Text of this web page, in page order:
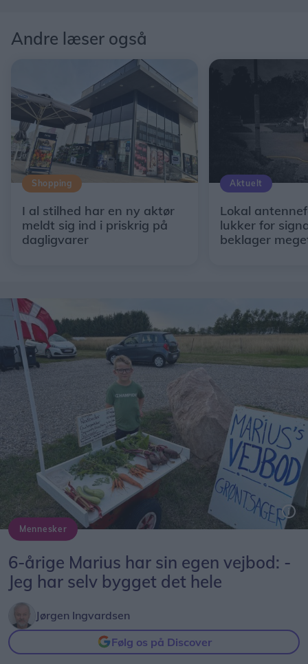
Andre læser også
Shopping
I al stilhed har en ny aktør
meldt sig ind i priskrig på
dagligvarer
Aktuelt
Lokal
lukker for
beklager
Mennesker
6-årige Marius har sin egen vejbod: -
Jeg har selv bygget det hele
Jørgen Ingvardsen
Følg os på Discover